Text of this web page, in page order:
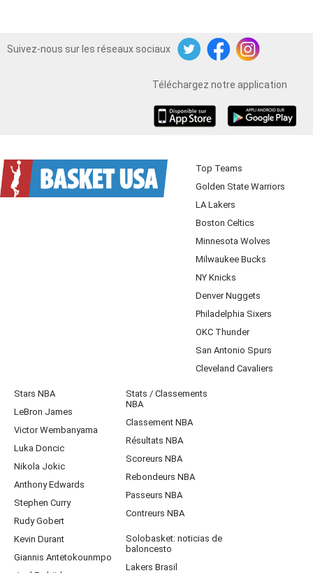
Suivez-nous sur les réseaux sociaux
TwitterFacebookInstagram
Téléchargez notre application
Top Teams
Golden State Warriors
LA Lakers
Boston Celtics
Minnesota Wolves
Milwaukee Bucks
NY Knicks
Denver Nuggets
Philadelphia Sixers
OKC Thunder
San Antonio Spurs
Cleveland Cavaliers
Stars NBA
LeBron James
Victor Wembanyama
Luka Doncic
Nikola Jokic
Anthony Edwards
Stephen Curry
Rudy Gobert
Kevin Durant
Giannis Antetokounmpo
Stats / Classements
NBA
Classement NBA
Résultats NBA
Scoreurs NBA
Rebondeurs NBA
Passeurs NBA
Contreurs NBA
Solobasket: noticias de
baloncesto
Lakers Brasil